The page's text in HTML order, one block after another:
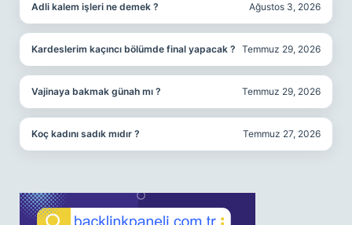
Adli kalem işleri ne demek ? Ağustos 3, 2026
Kardeslerim kaçıncı bölümde final yapacak ? Temmuz 29, 2026
Vajinaya bakmak günah mı ? Temmuz 29, 2026
Koç kadını sadık mıdır ? Temmuz 27, 2026